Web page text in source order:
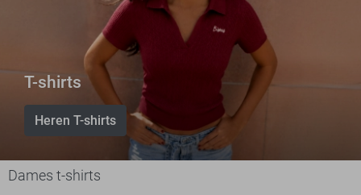
T-shirts
Heren T-shirts
Dames t-shirts